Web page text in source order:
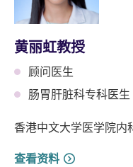
黄丽虹教授
顾问医生
肠胃肝脏科专科医生
香港中文大学医学院内
查看资料